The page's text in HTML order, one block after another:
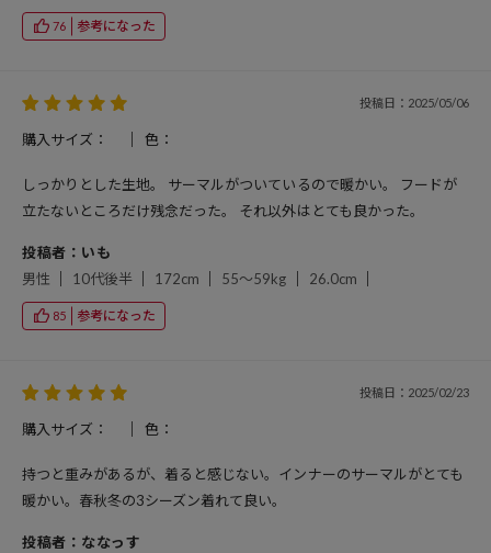
76 参考になった
投稿日：2025/05/06
購入サイズ： 色：
しっかりとした生地。 サーマルがついているので暖かい。 フードが
立たないところだけ残念だった。 それ以外はとても良かった。
投稿者：いも
男性
10代後半 172cm 55～59kg 26.0cm
85 参考になった
投稿日：2025/02/23
購入サイズ： 色：
持つと重みがあるが、着ると感じない。インナーのサーマルがとても
暖かい。春秋冬の3シーズン着れて良い。
投稿者：ななっす